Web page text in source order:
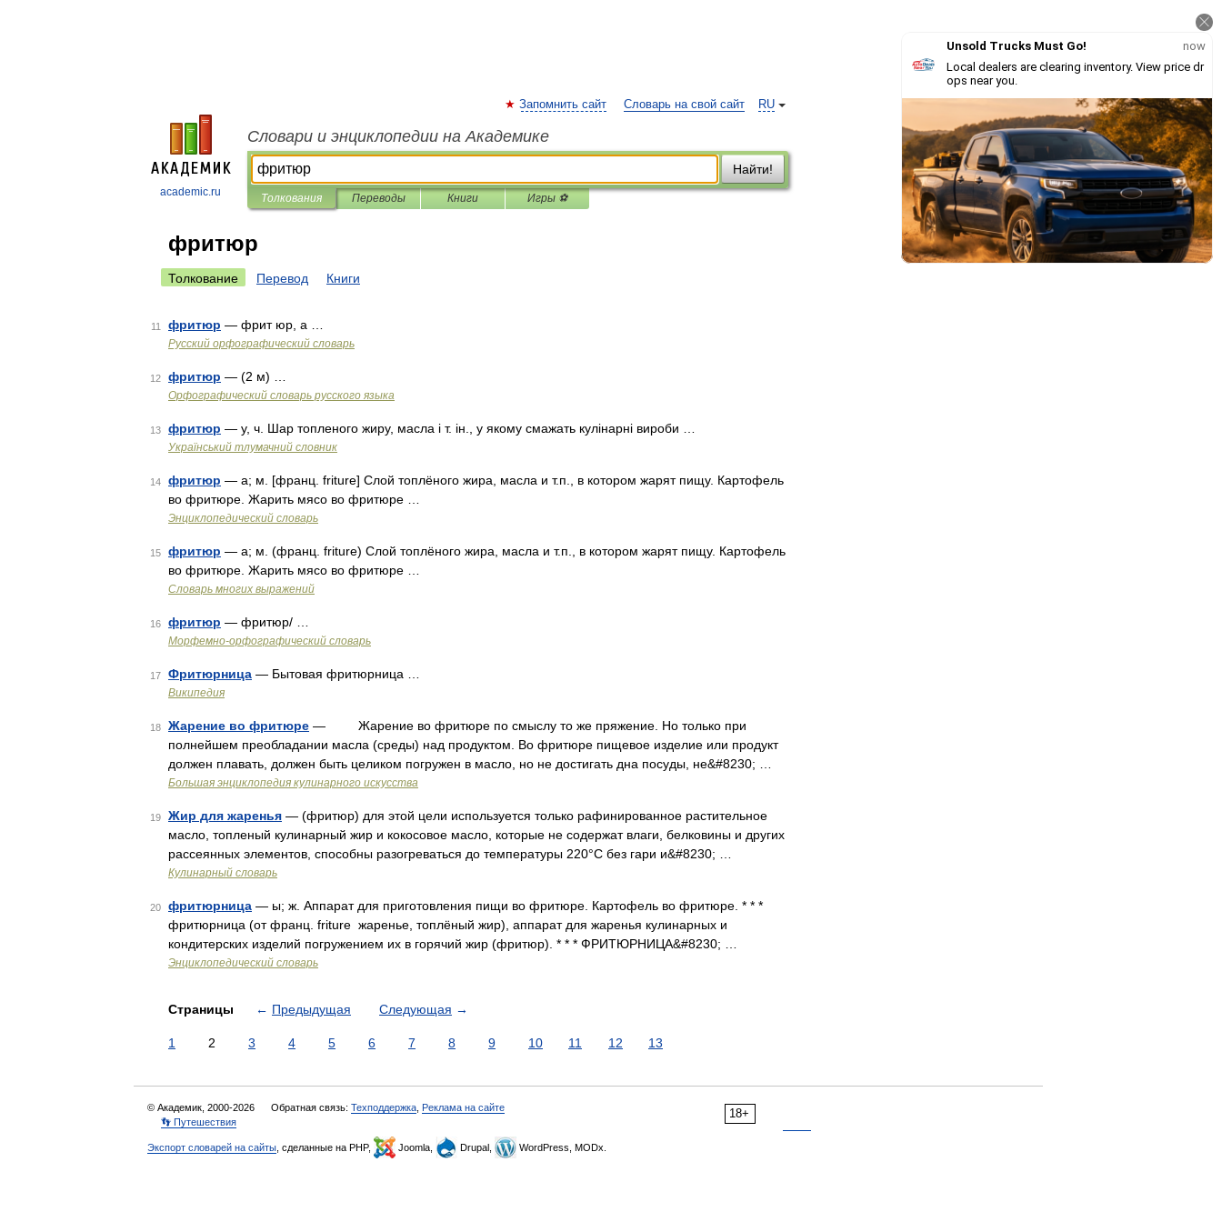
academic.ru
RU
Запомнить сайт Словарь на свой сайт
Словари и энциклопедии на Академике
Найти!
Толкования Переводы Книги Игры ⚽
фритюр
Толкование Перевод Книги
11 фритюр — фрит юр, а …
Русский орфографический словарь
12 фритюр — (2 м) …
Орфографический словарь русского языка
13 фритюр — у, ч. Шар топленого жиру, масла і т. ін., у якому смажать кулінарні вироби …
Український тлумачний словник
14 фритюр — а; м. [франц. friture] Слой топлёного жира, масла и т.п., в котором жарят пищу. Картофель
во фритюре. Жарить мясо во фритюре …
Энциклопедический словарь
15 фритюр — а; м. (франц. friture) Слой топлёного жира, масла и т.п., в котором жарят пищу. Картофель
во фритюре. Жарить мясо во фритюре …
Словарь многих выражений
16 фритюр — фритюр/ …
Морфемно-орфографический словарь
17 Фритюрница — Бытовая фритюрница …
Википедия
18 Жарение во фритюре — Жарение во фритюре по смыслу то же пряжение. Но только при
полнейшем преобладании масла (среды) над продуктом. Во фритюре пищевое изделие или продукт
должен плавать, должен быть целиком погружен в масло, но не достигать дна посуды, не&#8230; …
Большая энциклопедия кулинарного искусства
19 Жир для жаренья — (фритюр) для этой цели используется только рафинированное растительное
масло, топленый кулинарный жир и кокосовое масло, которые не содержат влаги, белковины и других
рассеянных элементов, способны разогреваться до температуры 220°С без гари и&#8230; …
Кулинарный словарь
20 фритюрница — ы; ж. Аппарат для приготовления пищи во фритюре. Картофель во фритюре. * * *
фритюрница (от франц. friture жаренье, топлёный жир), аппарат для жаренья кулинарных и
кондитерских изделий погружением их в горячий жир (фритюр). * * * ФРИТЮРНИЦА&#8230; …
Энциклопедический словарь
Страницы ← Предыдущая Следующая →
1 2 3 4 5 6 7 8 9 10 11 12 13
18+
© Академик, 2000-2026 Обратная связь: Техподдержка Реклама на сайте
👣 Путешествия
Экспорт словарей на сайты , сделанные на PHP, Joomla, Drupal, WordPress, MODx.